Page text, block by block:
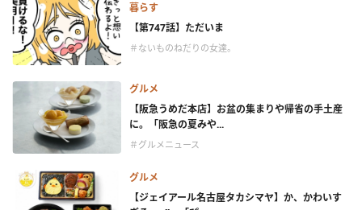
暮らす
【第747話】ただいま
＃ないものねだりの女達。
グルメ
【阪急うめだ本店】お盆の集まりや帰省の手土産
に。「阪急の夏みや...
＃グルメニュース
グルメ
【ジェイアール名古屋タカシマヤ】か、かわいす